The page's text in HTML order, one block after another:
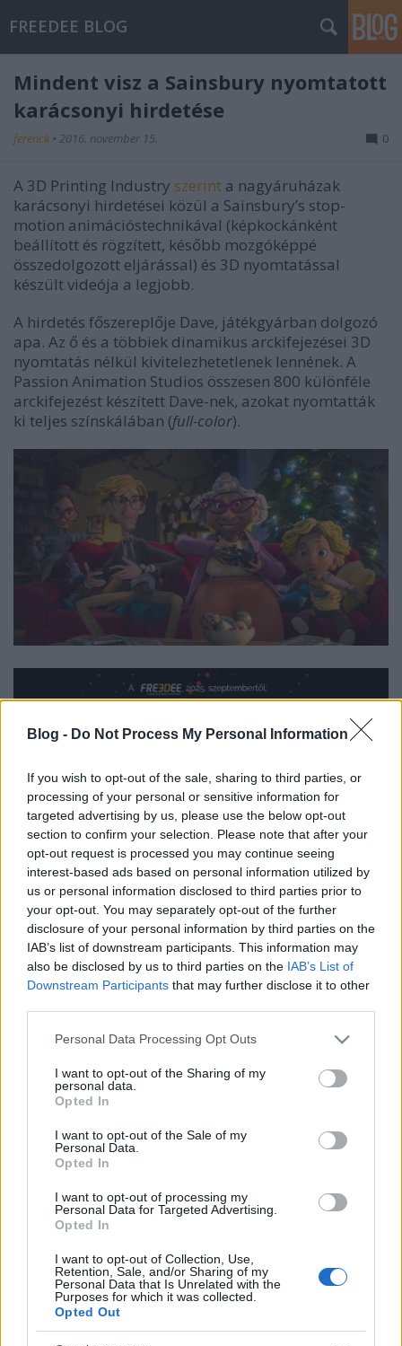
Blog - Do Not Process My Personal Information
If you wish to opt-out of the sale, sharing to third parties, or
processing of your personal or sensitive information for
targeted advertising by us, please use the below opt-out
section to confirm your selection. Please note that after your
opt-out request is processed you may continue seeing
interest-based ads based on personal information utilized by
us or personal information disclosed to third parties prior to
your opt-out. You may separately opt-out of the further
disclosure of your personal information by third parties on the
IAB’s list of downstream participants. This information may
also be disclosed by us to third parties on the IAB’s List of
Downstream Participants that may further disclose it to other
Please note that this website/app uses one or more Google
not limited to your visit or usage behaviour. You may click to
grant or deny consent to Google and its third-party tags to
use your data for below specified purposes in below Google
consent section.
Personal Data Processing Opt Outs
I want to opt-out of the Sharing of my
personal data.
Opted In
I want to opt-out of the Sale of my
Personal Data.
Opted In
I want to opt-out of processing my
Personal Data for Targeted Advertising.
Opted In
I want to opt-out of Collection, Use,
Retention, Sale, and/or Sharing of my
Personal Data that Is Unrelated with the
Purposes for which it was collected.
Opted Out
FREEDEE BLOG
Mindent visz a Sainsbury nyomtatott
karácsonyi hirdetése
ferenck • 2016. november 15. 0
A 3D Printing Industry szerint a nagyáruházak
karácsonyi hirdetései közül a Sainsbury’s stop-
motion animációstechnikával (képkockánként
beállított és rögzített, később mozgóképpé
összedolgozott eljárással) és 3D nyomtatással
készült videója a legjobb.
A hirdetés főszereplője Dave, játékgyárban dolgozó
apa. Az ő és a többiek dinamikus arckifejezései 3D
nyomtatás nélkül kivitelezhetetlenek lennének. A
Passion Animation Studios összesen 800 különféle
arckifejezést készített Dave-nek, azokat nyomtatták
ki teljes színskálában (full-color).
A 3D nyomtatás zenei, turisztikai és karácsonyi
videókban való alkalmazása egyértelműen jelzi,
hogy ideális médium a hirdetésipar számára,
rengeteg benne a kreatív potenciál, és a jövőben még
több hasonló reklámot látunk majd.